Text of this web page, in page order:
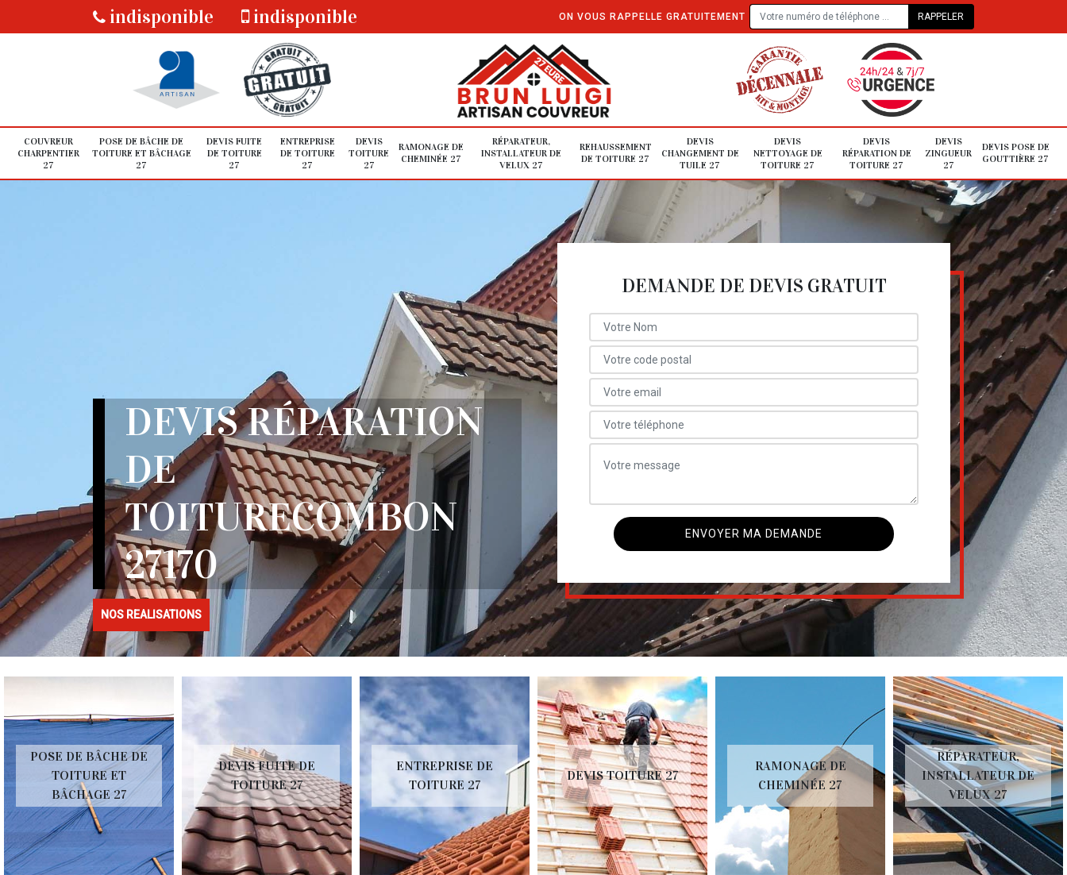
indisponible indisponible ON VOUS RAPPELLE GRATUITEMENT
COUVREUR
CHARPENTIER
27
POSE DE BÂCHE DE
TOITURE ET BÂCHAGE
27
DEVIS FUITE
DE TOITURE
27
ENTREPRISE
DE TOITURE
27
DEVIS
TOITURE
27
RAMONAGE DE
CHEMINÉE 27
RÉPARATEUR,
INSTALLATEUR DE
VELUX 27
REHAUSSEMENT
DE TOITURE 27
DEVIS
CHANGEMENT DE
TUILE 27
DEVIS
NETTOYAGE DE
TOITURE 27
DEVIS
RÉPARATION DE
TOITURE 27
DEVIS
ZINGUEUR
27
DEVIS POSE DE
GOUTTIÈRE 27
DEVIS RÉPARATION
DE
TOITURECOMBON
27170
NOS REALISATIONS
DEMANDE DE DEVIS GRATUIT
POSE DE BÂCHE DE
TOITURE ET
BÂCHAGE 27
DEVIS FUITE DE
TOITURE 27
ENTREPRISE DE
TOITURE 27
DEVIS TOITURE 27
RAMONAGE DE
CHEMINÉE 27
RÉPARATEUR,
INSTALLATEUR DE
VELUX 27